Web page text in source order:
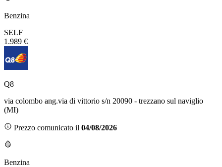
Benzina
SELF
1.989 €
Q8
via colombo ang.via di vittorio s/n 20090 - trezzano sul naviglio
(MI)
Prezzo comunicato il 04/08/2026
Benzina